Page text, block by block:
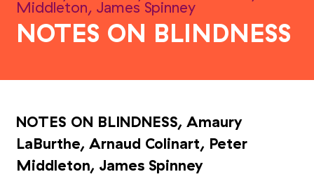
Middleton, James Spinney
NOTES ON BLINDNESS
NOTES ON BLINDNESS, Amaury
LaBurthe, Arnaud Colinart, Peter
Middleton, James Spinney